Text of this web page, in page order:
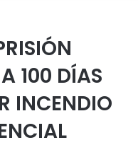
100 DÍAS
INCENDIO